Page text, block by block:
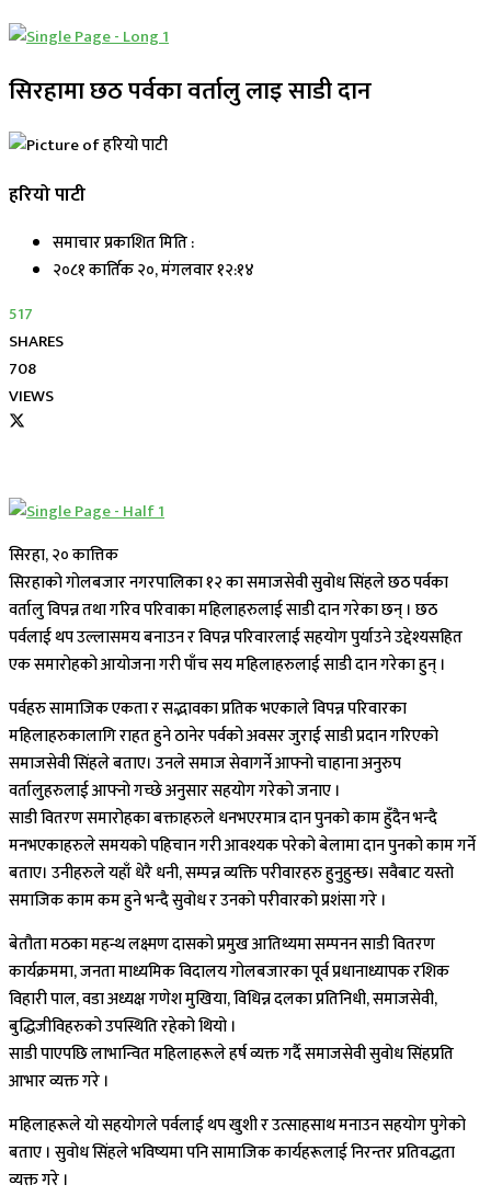
सिरहामा छठ पर्वका वर्तालु लाइ साडी दान
हरियो पाटी
समाचार प्रकाशित मिति :
२०८१ कार्तिक २०, मंगलवार १२:१४
517
SHARES
708
VIEWS
सिरहा, २० कात्तिक
सिरहाको गोलबजार नगरपालिका १२ का समाजसेवी सुवोध सिंहले छठ पर्वका
वर्तालु विपन्न तथा गरिव परिवाका महिलाहरुलाई साडी दान गरेका छन् । छठ
पर्वलाई थप उल्लासमय बनाउन र विपन्न परिवारलाई सहयोग पुर्याउने उद्देश्यसहित
एक समारोहको आयोजना गरी पाँच सय महिलाहरुलाई साडी दान गरेका हुन् ।
पर्वहरु सामाजिक एकता र सद्भावका प्रतिक भएकाले विपन्न परिवारका
महिलाहरुकालागि राहत हुने ठानेर पर्वको अवसर जुराई साडी प्रदान गरिएको
समाजसेवी सिंहले बताए। उनले समाज सेवागर्ने आफ्नो चाहाना अनुरुप
वर्तालुहरुलाई आफ्नो गच्छे अनुसार सहयोग गरेको जनाए ।
साडी वितरण समारोहका बक्ताहरुले धनभएरमात्र दान पुनको काम हुँदैन भन्दै
मनभएकाहरुले समयको पहिचान गरी आवश्यक परेको बेलामा दान पुनको काम गर्ने
बताए। उनीहरुले यहाँ धेरै धनी, सम्पन्न व्यक्ति परीवारहरु हुनुहुन्छ। सवैबाट यस्तो
समाजिक काम कम हुने भन्दै सुवोध र उनको परीवारको प्रशंसा गरे ।
बेतौता मठका महन्थ लक्ष्मण दासको प्रमुख आतिथ्यमा सम्पनन साडी वितरण
कार्यक्रममा, जनता माध्यमिक विदालय गोलबजारका पूर्व प्रधानाध्यापक रशिक
विहारी पाल, वडा अध्यक्ष गणेश मुखिया, विधिन्न दलका प्रतिनिधी, समाजसेवी,
बुद्धिजीविहरुको उपस्थिति रहेको थियो ।
साडी पाएपछि लाभान्वित महिलाहरूले हर्ष व्यक्त गर्दै समाजसेवी सुवोध सिंहप्रति
आभार व्यक्त गरे ।
महिलाहरूले यो सहयोगले पर्वलाई थप खुशी र उत्साहसाथ मनाउन सहयोग पुगेको
बताए । सुवोध सिंहले भविष्यमा पनि सामाजिक कार्यहरूलाई निरन्तर प्रतिवद्धता
व्यक्त गरे ।